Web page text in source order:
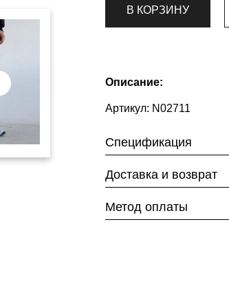
В КОРЗИНУ
Описание:
Артикул: N02711
Спецификация
Доставка и возврат
Метод оплаты